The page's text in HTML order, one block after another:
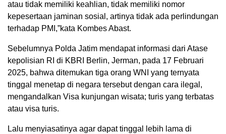
atau tidak memiliki keahlian, tidak memiliki nomor
kepesertaan jaminan sosial, artinya tidak ada perlindungan
terhadap PMI,”kata Kombes Abast.
Sebelumnya Polda Jatim mendapat informasi dari Atase
kepolisian RI di KBRI Berlin, Jerman, pada 17 Februari
2025, bahwa ditemukan tiga orang WNI yang ternyata
tinggal menetap di negara tersebut dengan cara ilegal,
mengandalkan Visa kunjungan wisata; turis yang terbatas
atau visa turis.
Lalu menyiasatinya agar dapat tinggal lebih lama di